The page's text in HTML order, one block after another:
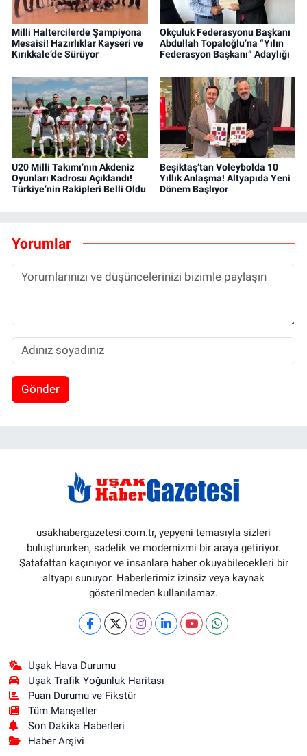
Milli Haltercilerde Şampiyona
Mesaisi! Hazırlıklar Kayseri ve
Kırıkkale’de Sürüyor
Okçuluk Federasyonu Başkanı
Abdullah Topaloğlu’na “Yılın
Federasyon Başkanı” Adaylığı
U20 Milli Takımı’nın Akdeniz
Oyunları Kadrosu Açıklandı!
Türkiye’nin Rakipleri Belli Oldu
Beşiktaş’tan Voleybolda 10
Yıllık Anlaşma! Altyapıda Yeni
Dönem Başlıyor
Yorumlar
Gönder
usakhabergazetesi.com.tr, yepyeni temasıyla sizleri
buluştururken, sadelik ve modernizmi bir araya getiriyor.
Şatafattan kaçınıyor ve insanlara haber okuyabilecekleri bir
altyapı sunuyor. Haberlerimiz izinsiz veya kaynak
gösterilmeden kullanılamaz.
Uşak Hava Durumu
Uşak Trafik Yoğunluk Haritası
Puan Durumu ve Fikstür
Tüm Manşetler
Son Dakika Haberleri
Haber Arşivi